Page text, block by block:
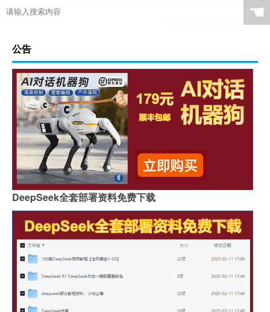
☚
公告
DeepSeek全套部署资料免费下载